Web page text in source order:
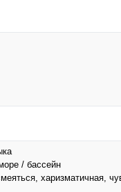
/ бассейн
харизматичная,